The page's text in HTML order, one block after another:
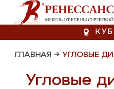
ГЛАВНАЯ → УГЛОВЫЕ
Угловые